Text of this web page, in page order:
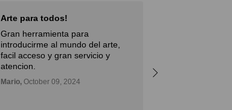
Arte para todos!
Gran herramienta para
introducirme al mundo del arte,
facil acceso y gran servicio y
atencion.
Mario, October 09, 2024